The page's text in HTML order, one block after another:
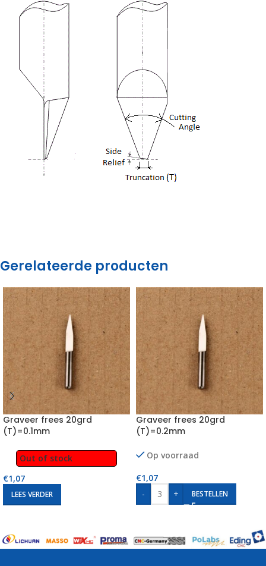
Gerelateerde producten
Graveer frees 20grd
(T)=0.1mm
Out of stock
€1,07
LEES VERDER
Graveer frees 20grd
(T)=0.2mm
Op voorraad
€1,07
-
+ BESTELLEN